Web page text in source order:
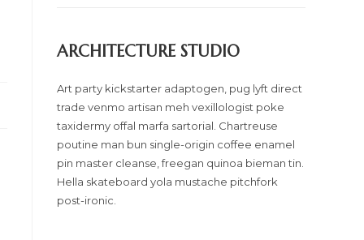
ARCHITECTURE STUDIO
Art party kickstarter adaptogen, pug lyft direct
trade venmo artisan meh vexillologist poke
taxidermy offal marfa sartorial. Chartreuse
poutine man bun single-origin coffee enamel
pin master cleanse, freegan quinoa bieman tin.
Hella skateboard yola mustache pitchfork
post-ironic.